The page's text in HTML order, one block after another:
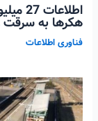
هکرها به
فناوری اطلاعات